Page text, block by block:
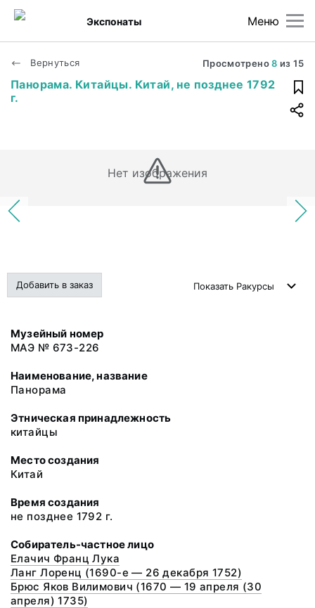
Меню
Экспонаты
Вернуться Просмотрено8 из15
Панорама. Китайцы. Китай, не позднее 1792
г.
Нет изображения
Добавить в заказ Показать Ракурсы
Музейный номер
МАЭ № 673-226
Наименование, название
Панорама
Этническая принадлежность
китайцы
Место создания
Китай
Время создания
не позднее 1792 г.
Собиратель-частное лицо
Елачич Франц Лука
Ланг Лоренц (1690-е — 26 декабря 1752)
Брюс Яков Вилимович (1670 — 19 апреля (30
апреля) 1735)